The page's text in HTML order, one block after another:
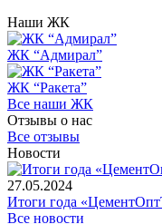
Наши ЖК
ЖК “Адмирал”
ЖК “Ракета”
Все наши ЖК
Отзывы о нас
Все отзывы
Новости
27.05.2024
Итоги года
Все новости